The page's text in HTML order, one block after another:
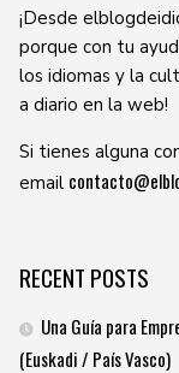
¡Desde
porque con tu
los idiomas y la
a diario en la web!
Si tienes alguna
email
RECENT POSTS
Una Guía para
(Euskadi / País Vasco)